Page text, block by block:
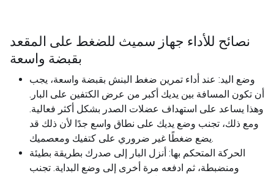
نصائح للأداء جهاز سميث للضغط على المقعد
بقبضة واسعة
وضع اليد: عند أداء تمرين ضغط البنش بقبضة واسعة، يجب
أن تكون المسافة بين يديك أكبر من عرض الكتفين على البار.
وهذا يساعد على استهداف عضلات الصدر بشكل أكثر فعالية.
ومع ذلك، تجنب وضع يديك على نطاق واسع جدًا لأن ذلك قد
يضع ضغطًا غير ضروري على كتفيك ومعصميك.
الحركة المتحكم بها: أنزل البار إلى صدرك بطريقة بطيئة
ومنضبطة، ثم ادفعه مرة أخرى إلى وضع البداية. تجنب